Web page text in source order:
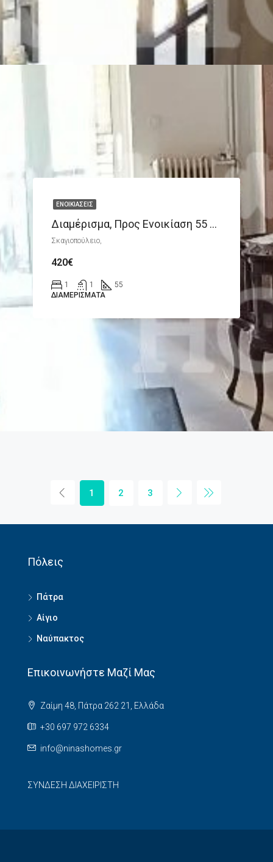
ΕΝΟΙΚΙΆΣΕΙΣ
Διαμέρισμα, Προς Ενοικίαση 55 Τ.μ.
Σκαγιοπούλειο,
420€
1 1
55
ΔΙΑΜΕΡΊΣΜΑΤΑ
1 2 3
Πόλεις
Πάτρα
Αίγιο
Ναύπακτος
Επικοινωνήστε Μαζί Μας
Ζαίμη 48, Πάτρα 262 21, Ελλάδα
+30 697 972 6334
info@ninashomes.gr
ΣΥΝΔΕΣΗ ΔΙΑΧΕΙΡΙΣΤΗ